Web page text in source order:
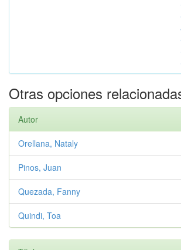
Otras opciones
Autor
Orellana, Nataly
Pinos, Juan
Quezada, Fanny
Quindi, Toa